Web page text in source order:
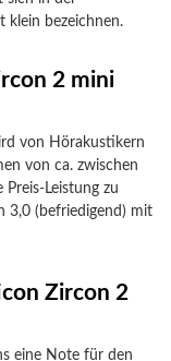
klein bezeichnen.
2 mini
von Hörakustikern
von ca. zwischen
Leistung zu
3,0 (befriedigend) mit
Zircon 2
eine Note für den